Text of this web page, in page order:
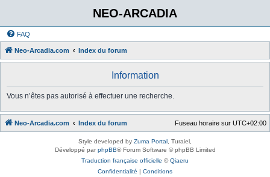
NEO-ARCADIA
FAQ
Neo-Arcadia.com Index du forum
Information
Vous n’êtes pas autorisé à effectuer une recherche.
Neo-Arcadia.com Index du forum Fuseau horaire sur UTC+02:00
Style developed by Zuma Portal , Turaiel,
Développé parphpBB® Forum Software © phpBB Limited
Traduction française officielle ©Qiaeru
Confidentialité | Conditions